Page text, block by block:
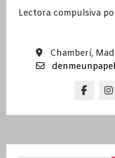
Lectora compulsiva
Chamberí,